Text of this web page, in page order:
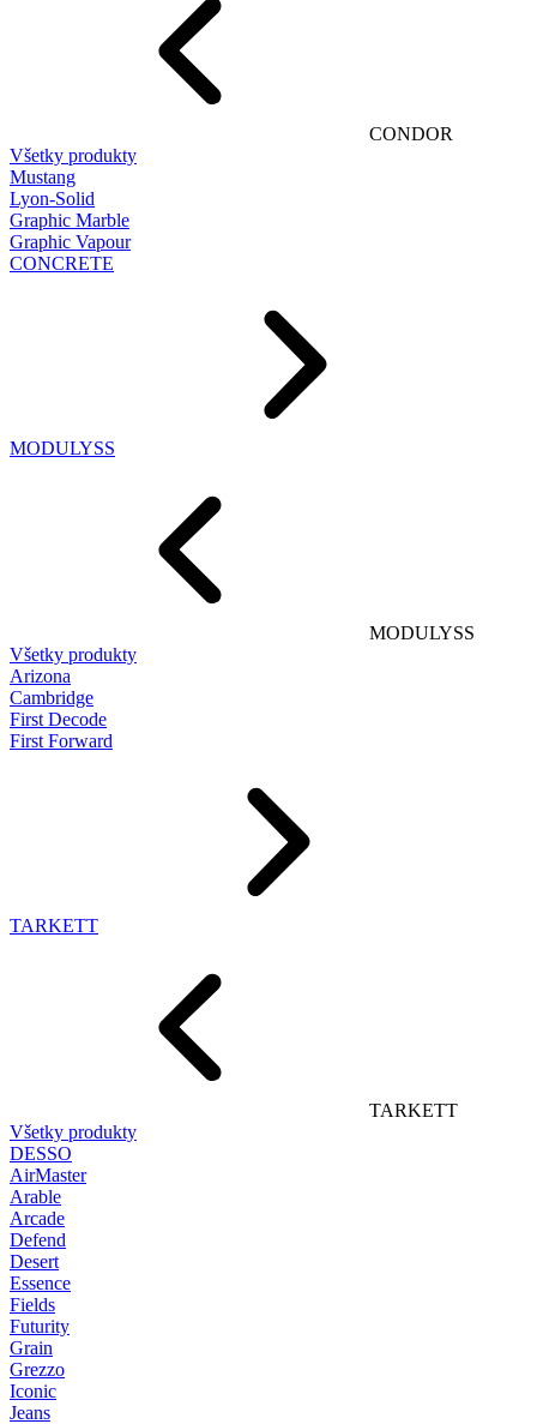
CONDOR
Všetky produkty
Mustang
Lyon-Solid
Graphic Marble
Graphic Vapour
CONCRETE
MODULYSS
MODULYSS
Všetky produkty
Arizona
Cambridge
First Decode
First Forward
TARKETT
TARKETT
Všetky produkty
DESSO
AirMaster
Arable
Arcade
Defend
Desert
Essence
Fields
Futurity
Grain
Grezzo
Iconic
Jeans